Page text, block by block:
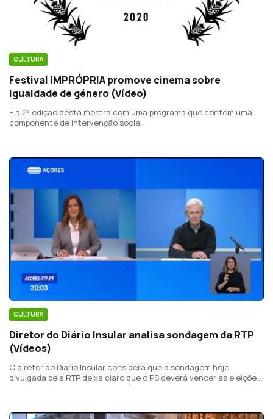
CULTURA
Festival IMPRÓPRIA promove cinema sobre
igualdade de género (Vídeo)
É a 2ª edição desta mostra com uma programa que contém uma
componente de intervenção social.
CULTURA
Diretor do Diário Insular analisa sondagem da RTP
(Vídeos)
O diretor do Diário Insular considera que a sondagem hoje
divulgada pela RTP deixa claro que o PS deverá vencer as eleições